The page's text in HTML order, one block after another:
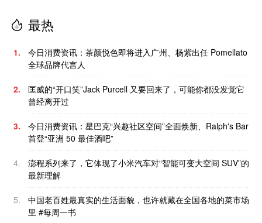
最热
1.
今日消费资讯：茶颜悦色即将进入广州、杨紫出任 Pomellato
全球品牌代言人
2.
匡威的“开口笑”Jack Purcell 又要回来了，可能你都没发觉它
曾经离开过
3.
今日消费资讯：星巴克“兴趣社区空间”全面焕新、Ralph's Bar
首登“亚洲 50 最佳酒吧”
4.
澎程系列来了，它体现了小米汽车对“智能可变大空间 SUV”的
最新理解
5.
中国老百姓最真实的生活面貌，也许就藏在全国各地的菜市场
里 #每周一书